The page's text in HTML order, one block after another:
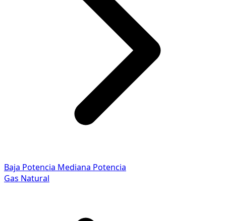
Baja Potencia Mediana Potencia
Gas Natural